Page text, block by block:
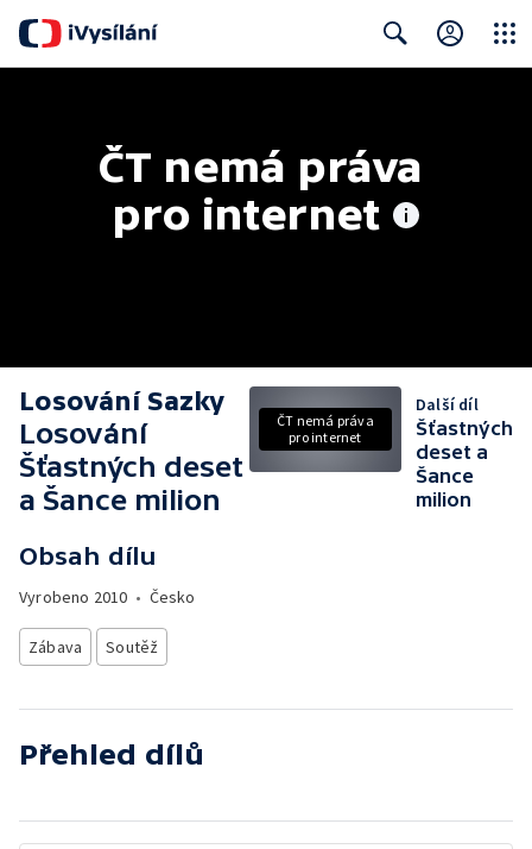
ČT nemá práva
pro internet
Losování Sazky
Losování
Šťastných deset
a Šance milion
Obsah dílu
Vyrobeno 2010 • Česko
Zábava Soutěž
ČT nemá práva
pro internet
Další díl
Šťastných
deset a
Šance
milion
Přehled dílů